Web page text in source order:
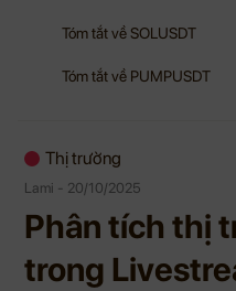
Tóm tắt về SOLUSDT
Tóm tắt về PUMPUSDT
Thị trường
Lami - 20/10/2025
Phân tích thị
trong